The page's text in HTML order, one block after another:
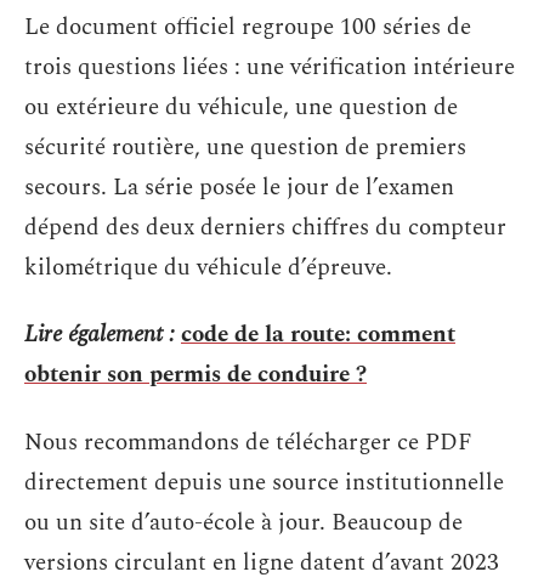
Le document officiel regroupe 100 séries de
trois questions liées : une vérification intérieure
ou extérieure du véhicule, une question de
sécurité routière, une question de premiers
secours. La série posée le jour de l’examen
dépend des deux derniers chiffres du compteur
kilométrique du véhicule d’épreuve.
Lire également :code de la route: comment
obtenir son permis de conduire ?
Nous recommandons de télécharger ce PDF
directement depuis une source institutionnelle
ou un site d’auto-école à jour. Beaucoup de
versions circulant en ligne datent d’avant 2023